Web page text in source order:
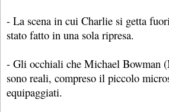
- La scena in cui Charlie si getta
stato fatto in una sola ripresa.
- Gli occhiali che Michael Bowman
sono reali, compreso il piccolo
equipaggiati.